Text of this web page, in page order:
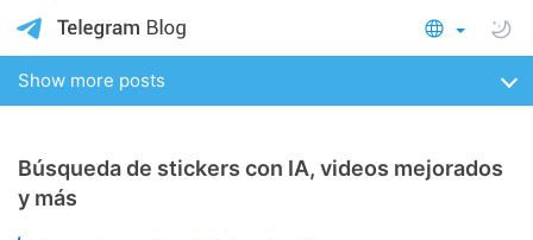
Show more posts
Búsqueda de stickers con IA, videos mejorados
y más